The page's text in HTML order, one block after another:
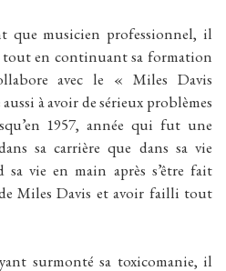
que musicien professionnel, il
tout en continuant sa formation
avec le « Miles Davis
à avoir de sérieux problèmes
1957, année qui fut une
sa carrière que dans sa vie
vie en main après s’être fait
Miles Davis et avoir failli tout
surmonté sa toxicomanie, il